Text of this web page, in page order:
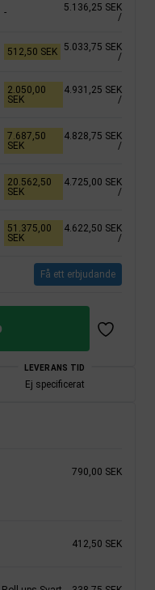
-
5.136,25 SEK
/
512,50 SEK
5.033,75 SEK
/
2.050,00
SEK
4.931,25 SEK
/
7.687,50
SEK
4.828,75 SEK
/
20.562,50
SEK
4.725,00 SEK
/
51.375,00
SEK
4.622,50 SEK
/
Få ett erbjudande
LEVERANS TID
Ej specificerat
790,00 SEK
412,50 SEK